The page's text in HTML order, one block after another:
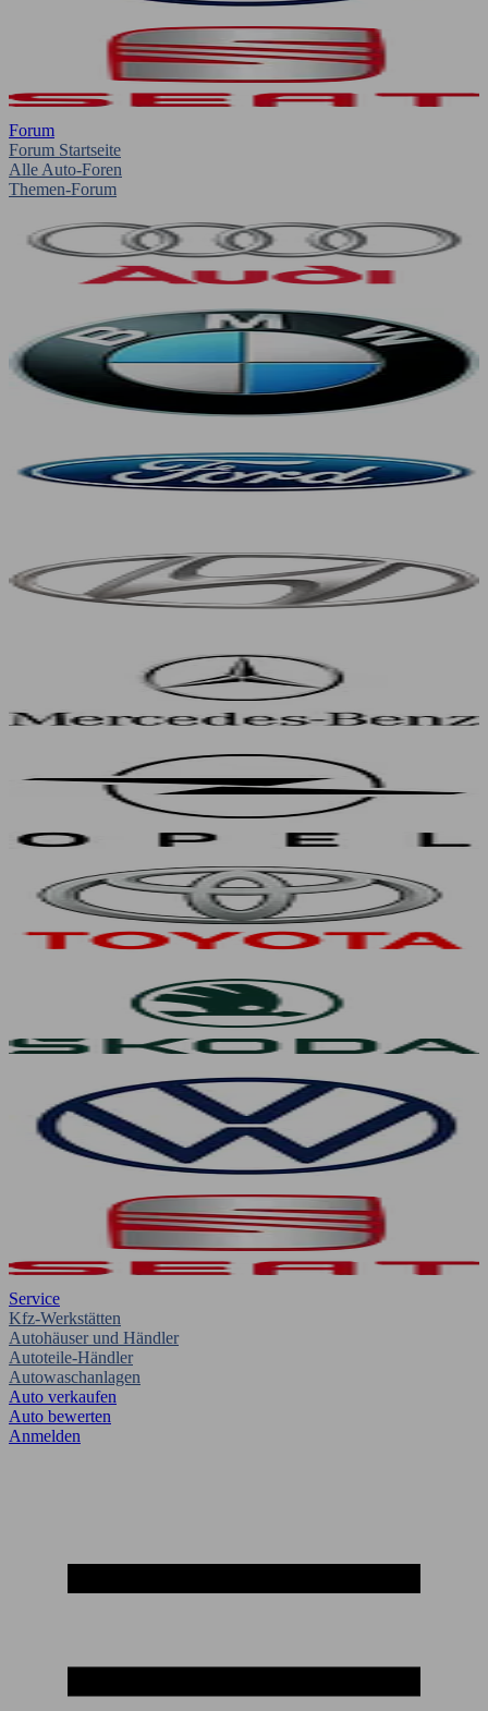
Forum
Forum Startseite
Alle Auto-Foren
Themen-Forum
Service
Kfz-Werkstätten
Autohäuser und Händler
Autoteile-Händler
Autowaschanlagen
Auto verkaufen
Auto bewerten
Anmelden